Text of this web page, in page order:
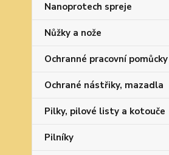
Nanoprotech spreje
Nůžky a nože
Ochranné pracovní pomůcky
Ochrané nástřiky, mazadla
Pilky, pilové listy a kotouče
Pilníky